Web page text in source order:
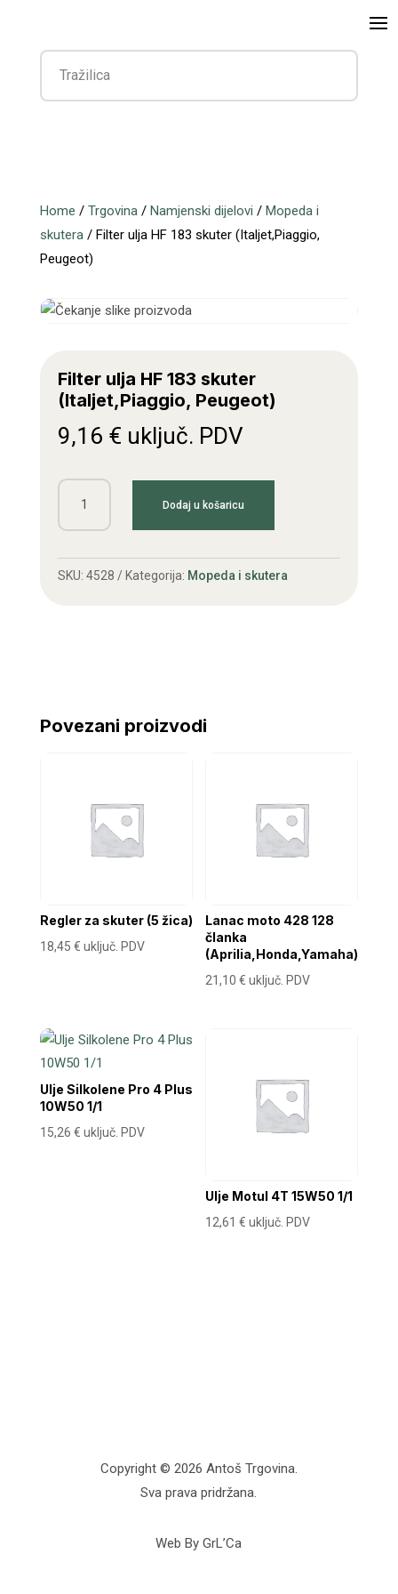
Home / Trgovina/ Namjenski dijelovi / Mopeda i
skutera/ Filter ulja HF 183 skuter (Italjet,Piaggio,
Peugeot)
Filter ulja HF 183 skuter
(Italjet,Piaggio, Peugeot)
9,16 € uključ. PDV
Filter
183
skuter
Dodaj u košaricu
SKU: 4528 Kategorija: Mopeda i skutera
Povezani proizvodi
Regler za skuter (5 žica)
18,45 € uključ. PDV
Lanac moto 428 128
članka
(Aprilia,Honda,Yamaha)
21,10€ uključ. PDV
Ulje Silkolene Pro 4 Plus
10W50 1/1
15,26 € uključ. PDV
Ulje Motul 4T 15W50 1/1
12,61€ uključ. PDV
Copyright © 2026 Antoš Trgovina.
Sva prava pridržana.
Web By GrL’Ca